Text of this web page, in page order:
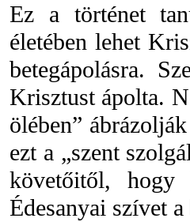
Ez a történet
életében lehet
betegápolásra.
Krisztust ápolta.
ölében”
ezt a „szent
követőitől, hogy
Édesanyai szívet